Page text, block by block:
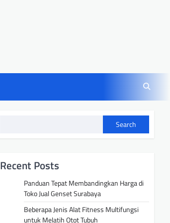
Search
Recent Posts
Panduan Tepat Membandingkan Harga di
Toko Jual Genset Surabaya
Beberapa Jenis Alat Fitness Multifungsi
untuk Melatih Otot Tubuh